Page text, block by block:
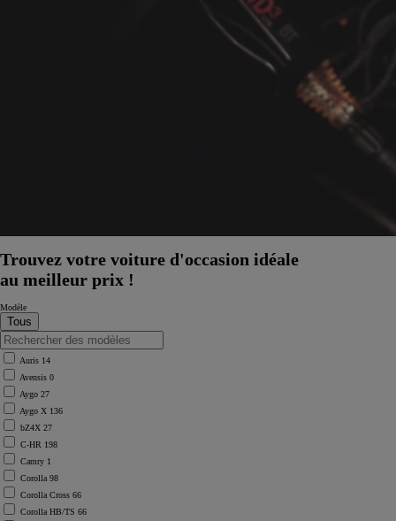
Trouvez votre voiture d'occasion idéale
au meilleur prix !
Modèle
Auris 14
Avensis 0
Aygo 27
Aygo X 136
bZ4X 27
C-HR 198
Camry 1
Corolla 98
Corolla Cross 66
Corolla HB/TS 66